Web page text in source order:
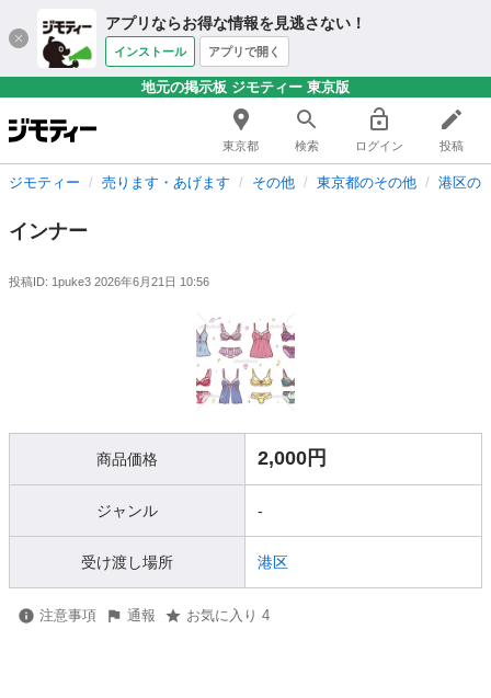
アプリならお得な情報を見逃さない！
インストール アプリで開く
地元の掲示板 ジモティー 東京版
東京都 検索 ログイン 投稿
ジモティー 売ります・あげます その他 東京都のその他 港区の
インナー
投稿ID: 1puke3 2026年6月21日 10:56
商品価格 2,000円
ジャンル -
受け渡し場所 港区
注意事項 通報 お気に入り 4